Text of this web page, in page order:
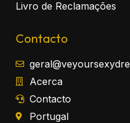
Livro de Reclamações
Contacto
Acerca
Contacto
Portugal